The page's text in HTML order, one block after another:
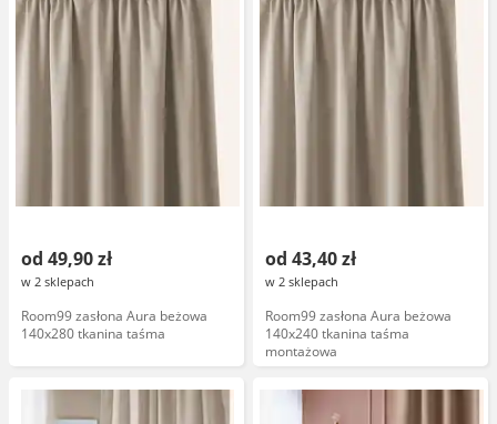
od 49,90 zł
w 2 sklepach
Room99 zasłona Aura beżowa
140x280 tkanina taśma
od 43,40 zł
w 2 sklepach
Room99 zasłona Aura beżowa
140x240 tkanina taśma
montażowa